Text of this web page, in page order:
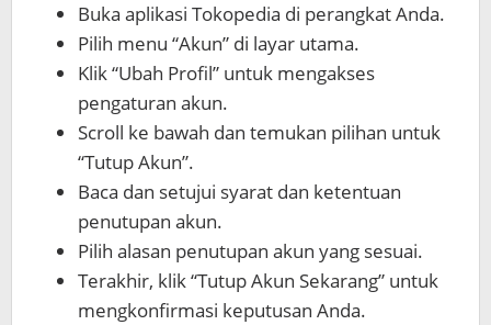
Buka aplikasi Tokopedia di perangkat Anda.
Pilih menu “Akun” di layar utama.
Klik “Ubah Profil” untuk mengakses
pengaturan akun.
Scroll ke bawah dan temukan pilihan untuk
“Tutup Akun”.
Baca dan setujui syarat dan ketentuan
penutupan akun.
Pilih alasan penutupan akun yang sesuai.
Terakhir, klik “Tutup Akun Sekarang” untuk
mengkonfirmasi keputusan Anda.